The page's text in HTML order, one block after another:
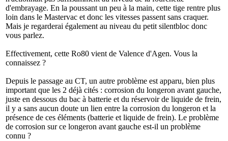
d'embrayage. En la poussant un peu à la main, cette tige rentre plus
loin dans le Mastervac et donc les vitesses passent sans craquer.
Mais je regarderai également au niveau du petit silentbloc donc
vous parlez.
Effectivement, cette Ro80 vient de Valence d'Agen. Vous la
connaissez ?
Depuis le passage au CT, un autre problème est apparu, bien plus
important que les 2 déjà cités : corrosion du longeron avant gauche,
juste en dessous du bac à batterie et du réservoir de liquide de frein,
il y a sans aucun doute un lien entre la corrosion du longeron et la
présence de ces éléments (batterie et liquide de frein). Le problème
de corrosion sur ce longeron avant gauche est-il un problème
connu ?